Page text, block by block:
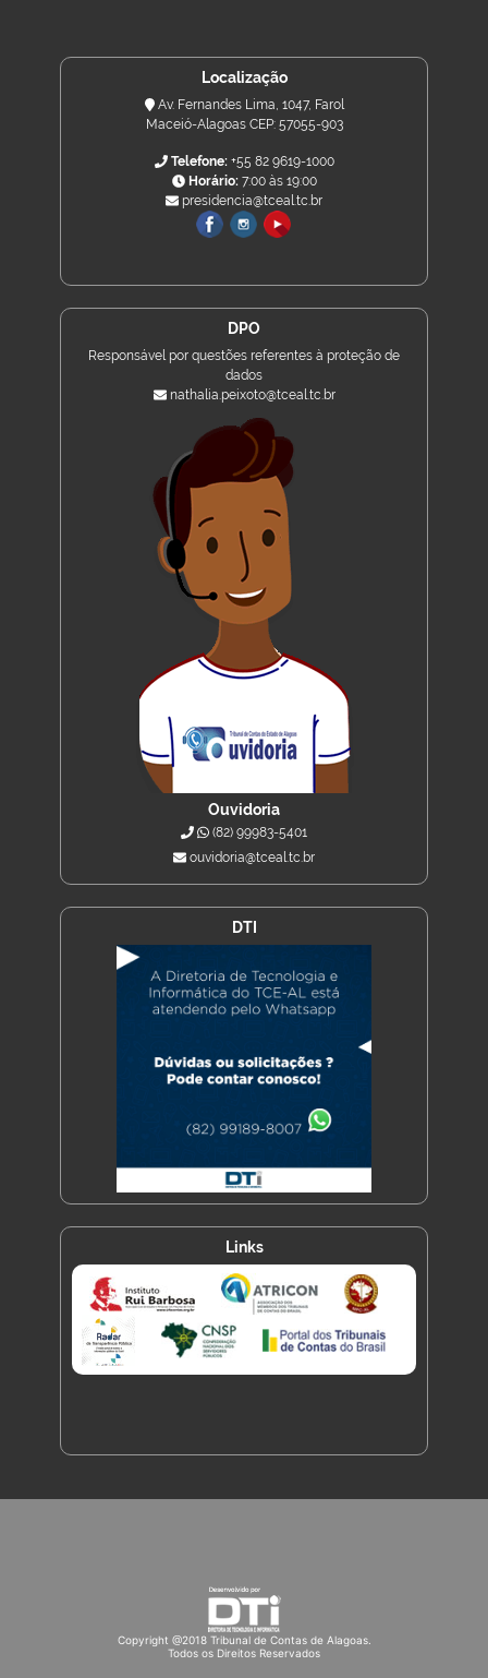
Localização
Av. Fernandes Lima, 1047, Farol
Maceió-Alagoas CEP: 57055-903
Telefone:+55 82 9619-1000
Horário:7:00 às 19:00
presidencia@tceal.tc.br
DPO
Responsável por questões referentes à proteção de
dados
nathalia.peixoto@tceal.tc.br
Ouvidoria
(82) 99983-5401
ouvidoria@tceal.tc.br
DTI
Links
Copyright @2018 Tribunal de Contas de Alagoas.
Todos os Direitos Reservados